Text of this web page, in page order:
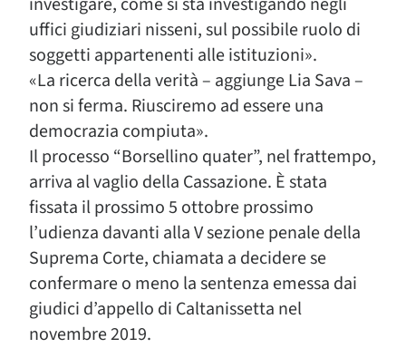
uffici giudiziari nisseni, sul possibile ruolo di
soggetti appartenenti alle istituzioni».
«La ricerca della verità – aggiunge Lia Sava –
non si ferma. Riusciremo ad essere una
democrazia compiuta».
Il processo “Borsellino quater”, nel frattempo,
arriva al vaglio della Cassazione. È stata
fissata il prossimo 5 ottobre prossimo
l’udienza davanti alla V sezione penale della
Suprema Corte, chiamata a decidere se
confermare o meno la sentenza emessa dai
giudici d’appello di Caltanissetta nel
novembre 2019.